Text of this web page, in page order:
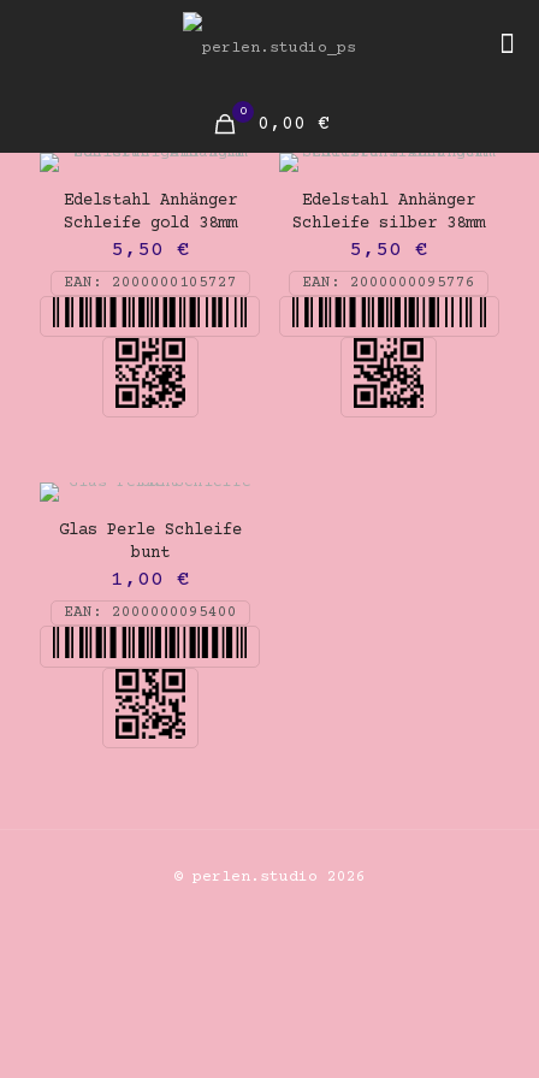
0
0,00 €
Edelstahl Anhänger
Schleife gold 38mm
5,50 €
EAN: 2000000105727
Edelstahl Anhänger
Schleife silber 38mm
5,50€
EAN: 2000000095776
Glas Perle Schleife
bunt
1,00 €
EAN: 2000000095400
© perlen.studio 2026